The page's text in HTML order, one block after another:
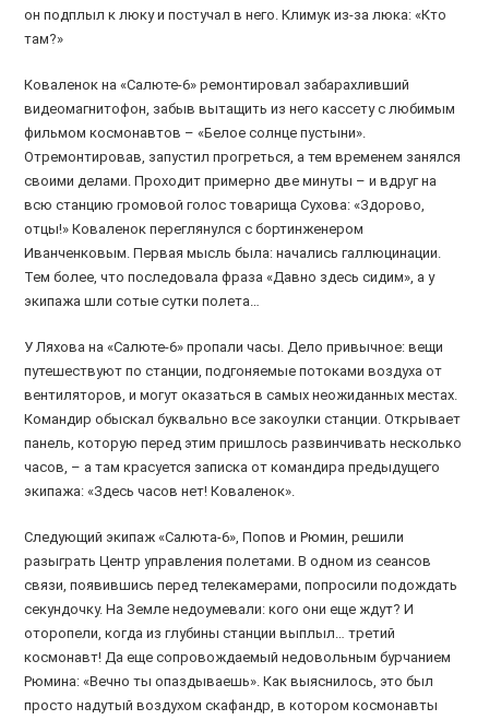
он подплыл к люку и постучал в него. Климук из-за люка: «Кто
там?»
Коваленок на «Салюте-6» ремонтировал забарахливший
видеомагнитофон, забыв вытащить из него кассету с любимым
фильмом космонавтов – «Белое солнце пустыни».
Отремонтировав, запустил прогреться, а тем временем занялся
своими делами. Проходит примерно две минуты – и вдруг на
всю станцию громовой голос товарища Сухова: «Здорово,
отцы!» Коваленок переглянулся с бортинженером
Иванченковым. Первая мысль была: начались галлюцинации.
Тем более, что последовала фраза «Давно здесь сидим», а у
экипажа шли сотые сутки полета…
У Ляхова на «Салюте-6» пропали часы. Дело привычное: вещи
путешествуют по станции, подгоняемые потоками воздуха от
вентиляторов, и могут оказаться в самых неожиданных местах.
Командир обыскал буквально все закоулки станции. Открывает
панель, которую перед этим пришлось развинчивать несколько
часов, – а там красуется записка от командира предыдущего
экипажа: «Здесь часов нет! Коваленок».
Следующий экипаж «Салюта-6», Попов и Рюмин, решили
разыграть Центр управления полетами. В одном из сеансов
связи, появившись перед телекамерами, попросили подождать
секундочку. На Земле недоумевали: кого они еще ждут? И
оторопели, когда из глубины станции выплыл… третий
космонавт! Да еще сопровождаемый недовольным бурчанием
Рюмина: «Вечно ты опаздываешь». Как выяснилось, это был
просто надутый воздухом скафандр, в котором космонавты